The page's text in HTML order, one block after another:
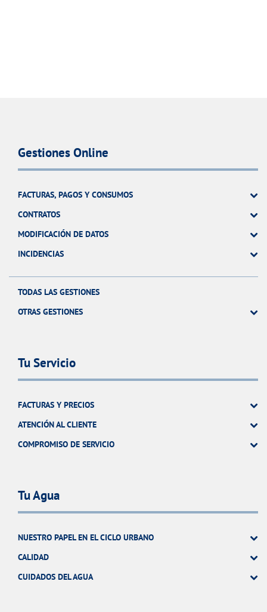
Gestiones Online
FACTURAS, PAGOS Y CONSUMOS
CONTRATOS
MODIFICACIÓN DE DATOS
INCIDENCIAS
TODAS LAS GESTIONES
OTRAS GESTIONES
Tu Servicio
FACTURAS Y PRECIOS
ATENCIÓN AL CLIENTE
COMPROMISO DE SERVICIO
Tu Agua
NUESTRO PAPEL EN EL CICLO URBANO
CALIDAD
CUIDADOS DEL AGUA